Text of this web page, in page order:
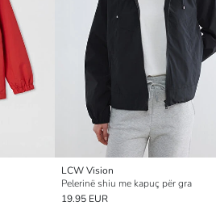
LCW Vision
Pelerinë shiu me kapuç për gra
19.95 EUR